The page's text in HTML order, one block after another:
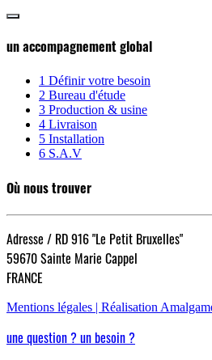
un accompagnement global
1 Définir votre besoin
2 Bureau d'étude
3 Production & usine
4 Livraison
5 Installation
6 S.A.V
Où nous trouver
Adresse / RD 916 "Le Petit Bruxelles"
59670 Sainte Marie Cappel
FRANCE
Mentions légales | Réalisation
une question ? un besoin ?